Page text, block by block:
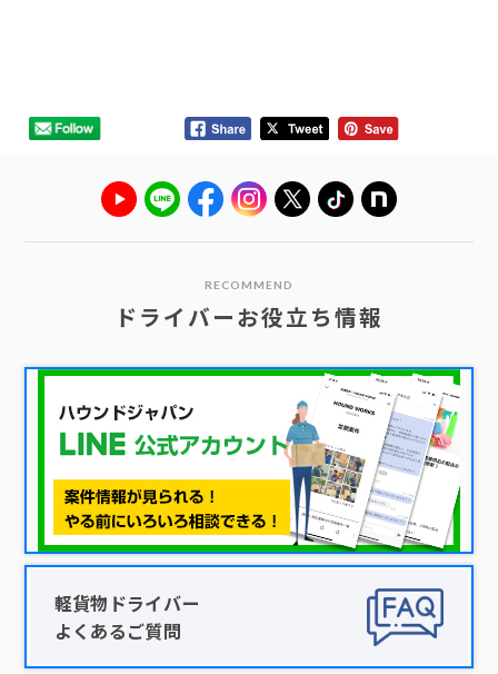
RECOMMEND
ドライバーお役立ち情報
軽貨物ドライバー
よくあるご質問